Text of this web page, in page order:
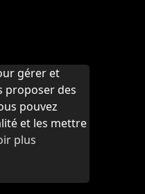
gérer et
proposer des
pouvez
et les mettre
plus